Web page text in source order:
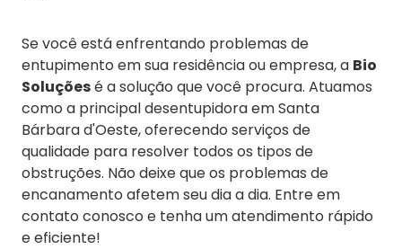
Se você está enfrentando problemas de
entupimento em sua residência ou empresa, a Bio
Soluçõesé a solução que você procura. Atuamos
como a principal desentupidora em Santa
Bárbara d'Oeste, oferecendo serviços de
qualidade para resolver todos os tipos de
obstruções. Não deixe que os problemas de
encanamento afetem seu dia a dia. Entre em
contato conosco e tenha um atendimento rápido
e eficiente!